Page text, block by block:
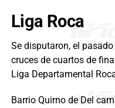
Liga Roca
Se disputaron, el
cruces de cuartos de
Liga Departamental
Barrio Quirno de Del